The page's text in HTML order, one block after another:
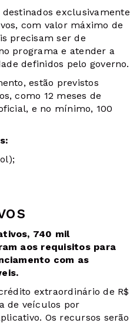
exclusivamente
com valor máximo de
precisam ser de
programa e atender a
definidos pelo governo.
estão previstos
como 12 meses de
e no mínimo, 100
740 mil
aos requisitos para
com as
extraordinário de R$
de veículos por
Os recursos serão